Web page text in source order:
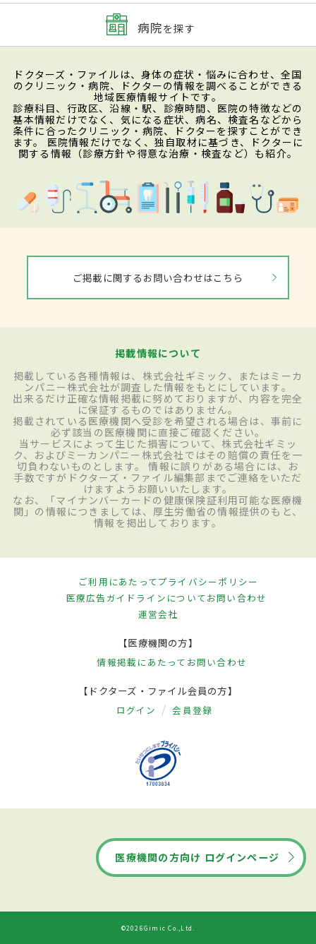
病院を探す
ドクターズ・ファイルは、身体の症状・悩みに合わせ、全国
のクリニック・病院、ドクターの情報を調べることができる
地域医療情報サイトです。
診療科目、行政区、沿線・駅、診療時間、医院の特徴などの
基本情報だけでなく、気になる症状、病名、検査名などから
条件に合ったクリニック・病院、ドクターを探すことができ
ます。 医院情報だけでなく、独自取材に基づき、ドクターに
関する情報（診療方針や得意な治療・検査など）も紹介。
ご掲載に関するお問い合わせはこちら
掲載情報について
掲載している各種情報は、株式会社ギミック、またはミーカ
ンパニー株式会社が調査した情報をもとにしています。
出来るだけ正確な情報掲載に努めておりますが、内容を完全
に保証するものではありません。
掲載されている医療機関へ受診を希望される場合は、事前に
必ず該当の医療機関に直接ご確認ください。
当サービスによって生じた損害について、株式会社ギミッ
ク、およびミーカンパニー株式会社ではその賠償の責任を一
切負わないものとします。 情報に誤りがある場合には、お
手数ですがドクターズ・ファイル編集部までご連絡をいただ
けますようお願いいたします。
なお、「マイナンバーカードの健康保険証利用可能な医療機
関」の情報につきましては、厚生労働省の情報提供のもと、
情報を掲出しております。
ご利用にあたってプライバシーポリシー
医療広告ガイドラインについてお問い合わせ
運営会社
【医療機関の方】
情報掲載にあたって お問い合わせ
【ドクターズ・ファイル会員の方】
ログイン 会員登録
医療機関の方向け ログインページ
©2026Gimic Co.,Ltd.